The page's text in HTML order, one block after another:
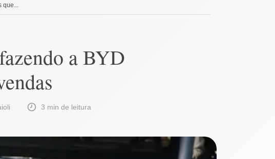
que...
a BYD
3 min de leitura